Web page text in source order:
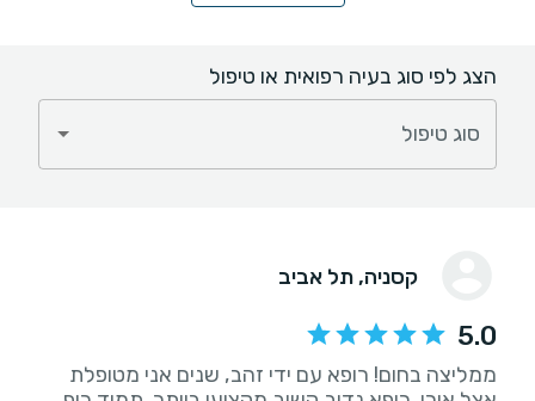
הצג לפי סוג בעיה רפואית או טיפול
סוג טיפול
קסניה, תל אביב
5.0
ממליצה בחום! רופא עם ידי זהב, שנים אני מטופלת